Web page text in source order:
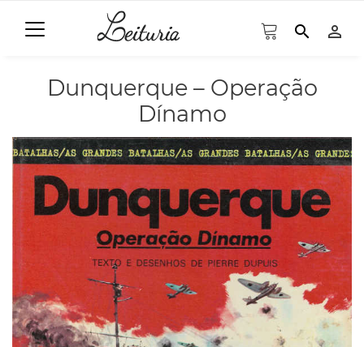
search person_outline
Dunquerque – Operação
Dínamo